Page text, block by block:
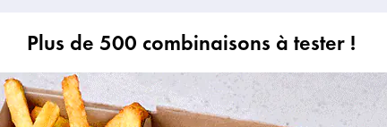
Plus de 500 combinaisons à tester !